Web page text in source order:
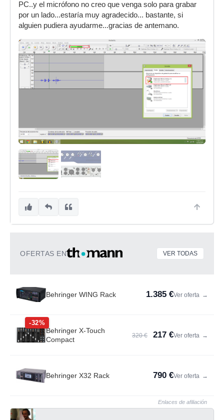
PC..y el micrófono no creo que venga solo para grabar
por un lado...estaría muy agradecido... bastante, si
alguien pudiera ayudarme...gracias de antemano.
OFERTAS EN VER TODAS
Behringer WING Rack 1.385 €Ver oferta →
-32%
Behringer X-Touch
Compact
320 € 217 €Ver oferta →
Behringer X32 Rack 790 €Ver oferta →
Enlaces de afiliación